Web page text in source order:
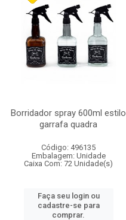
Borridador spray 600ml estilo
garrafa quadra
Código: 496135
Embalagem: Unidade
Caixa Com: 72 Unidade(s)
Faça seu login ou
cadastre-se para
comprar.